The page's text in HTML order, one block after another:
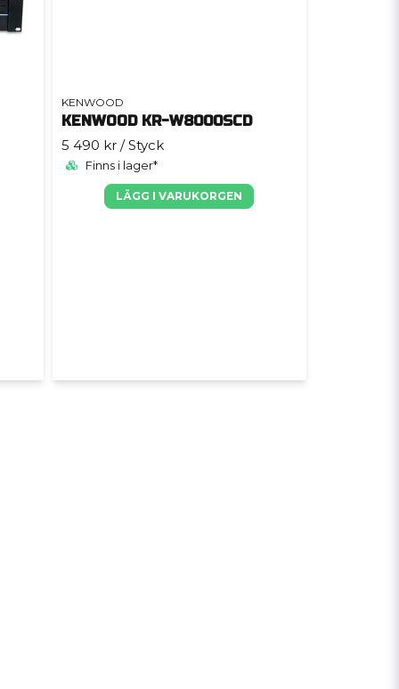
KENWOOD
KENWOOD KR-W8000SCD
5 490 kr / Styck
Finns i lager*
LÄGG I VARUKORGEN